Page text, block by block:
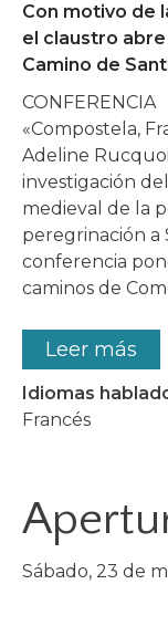
Con motivo de
el claustro
Camino de
CONFERENCIA
«Compostela,
Adeline
investigación
medieval de la
peregrinación a
conferencia
caminos de
Leer más
Idiomas
Francés
Sábado, 23 de